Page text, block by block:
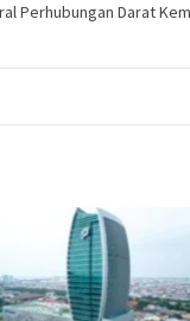
Perhubungan Darat